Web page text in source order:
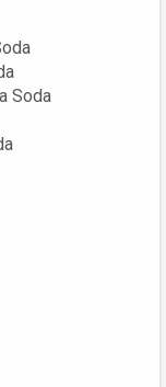
Soda